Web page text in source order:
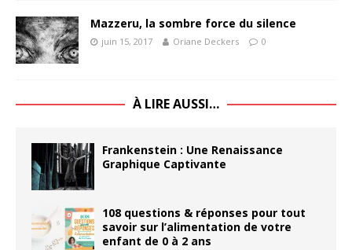
Mazzeru, la sombre force du silence
juin 15, 2017 Oriane Deckers 0
À LIRE AUSSI…
Frankenstein : Une Renaissance
Graphique Captivante
108 questions & réponses pour tout
savoir sur l’alimentation de votre
enfant de 0 à 2 ans